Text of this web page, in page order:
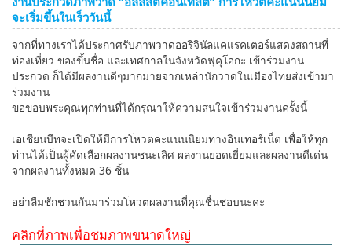
tiéng Viêt
Bahasa Indonesia
จะเริ่มขึ้นในเร็ววันนี้
จากที่ทางเราได้ประกาศรับภาพวาดออริจินัลแคแรคเตอร์แสดงสถานที่
ท่องเที่ยว ของขึ้นชื่อ และเทศกาลในจังหวัดฟุคุโอกะ เข้าร่วมงาน
ประกวด ก็ได้มีผลงานดีๆมากมายจากเหล่านักวาดในเมืองไทยส่งเข้ามา
ร่วมงาน
ขอขอบพระคุณทุกท่านที่ได้กรุณาให้ความสนใจเข้าร่วมงานครั้งนี้
เอเชียนบีทจะเปิดให้มีการโหวตคะแนนนิยมทางอินเทอร์เน็ต เพื่อให้ทุก
ท่านได้เป็นผู้คัดเลือกผลงานชนะเลิศ ผลงานยอดเยี่ยมและผลงานดีเด่น
จากผลงานทั้งหมด 36 ชิ้น
อย่าลืมชักชวนกันมาร่วมโหวตผลงานที่คุณชื่นชอบนะคะ
คลิกที่ภาพเพื่อชมภาพขนาดใหญ่